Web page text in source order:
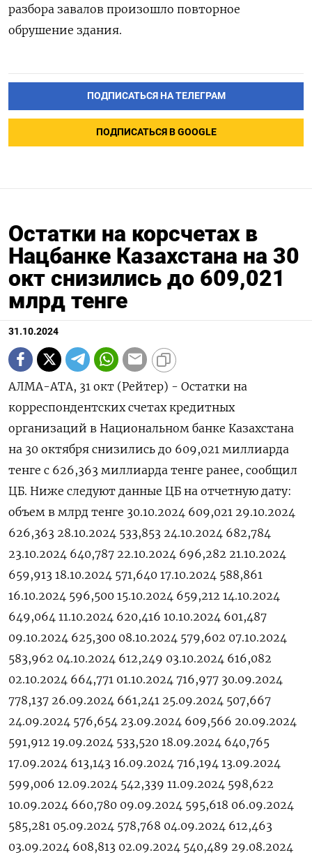
разбора завалов произошло повторное
обрушение здания.
ПОДПИСАТЬСЯ НА ТЕЛЕГРАМ
ПОДПИСАТЬСЯ В GOOGLE
Остатки на корсчетах в
Нацбанке Казахстана на 30
окт снизились до 609,021
млрд тенге
31.10.2024
АЛМА-АТА, 31 окт (Рейтер) - Остатки на
корреспондентских счетах кредитных
организаций в Национальном банке Казахстана
на 30 октября снизились до 609,021 миллиарда
тенге с 626,363 миллиарда тенге ранее, сообщил
ЦБ. Ниже следуют данные ЦБ на отчетную дату:
объем в млрд тенге 30.10.2024 609,021 29.10.2024
626,363 28.10.2024 533,853 24.10.2024 682,784
23.10.2024 640,787 22.10.2024 696,282 21.10.2024
659,913 18.10.2024 571,640 17.10.2024 588,861
16.10.2024 596,500 15.10.2024 659,212 14.10.2024
649,064 11.10.2024 620,416 10.10.2024 601,487
09.10.2024 625,300 08.10.2024 579,602 07.10.2024
583,962 04.10.2024 612,249 03.10.2024 616,082
02.10.2024 664,771 01.10.2024 716,977 30.09.2024
778,137 26.09.2024 661,241 25.09.2024 507,667
24.09.2024 576,654 23.09.2024 609,566 20.09.2024
591,912 19.09.2024 533,520 18.09.2024 640,765
17.09.2024 613,143 16.09.2024 716,194 13.09.2024
599,006 12.09.2024 542,339 11.09.2024 598,622
10.09.2024 660,780 09.09.2024 595,618 06.09.2024
585,281 05.09.2024 578,768 04.09.2024 612,463
03.09.2024 608,813 02.09.2024 540,489 29.08.2024